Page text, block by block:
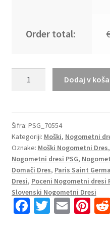
Order total:
dresi
Paris
Saint-
Germain
PSG
Domači
2023
Kratek
Dodaj v
Šifra: PSG_70554
Kategoriji: Moški, Nogometni
Oznake: Moški Nogometni Dres,
Nogometni dresi PSG,
Domači Dres, Paris Saint
Dresi, Poceni Nogometni dresi
Slovenski Nogometni Dresi
Fa T E Pi